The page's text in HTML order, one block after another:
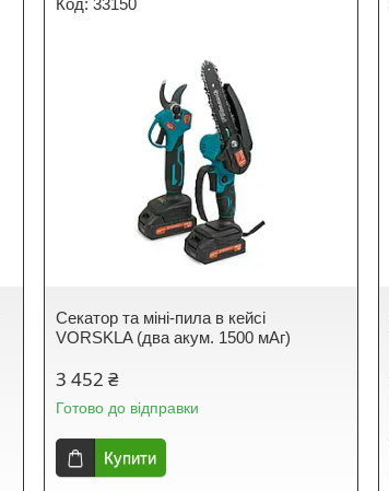
33150
Секатор та міні-пила в кейсі
VORSKLA (два акум. 1500 мАг)
3 452 ₴
Готово до відправки
Купити